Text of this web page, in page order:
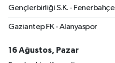
Gençlerbirliği S.K. - Fenerbahçe
Gaziantep FK - Alanyaspor
16 Ağustos, Pazar